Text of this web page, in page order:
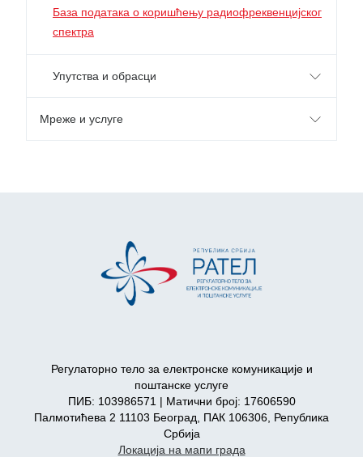
База података о коришћењу радиофреквенцијског
спектра
Упутства и обрасци
Мреже и услуге
Регулаторно тело за електронске комуникације и
поштанске услуге
ПИБ: 103986571 | Матични број: 17606590
Палмотићева 2 11103 Београд, ПАК 106306, Република
Србија
Локација на мапи града